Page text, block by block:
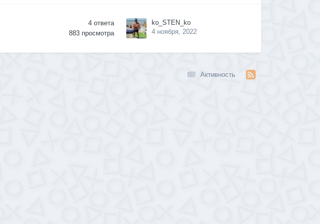
4 ответа
883 просмотра
ko_STEN_ko
4 ноября, 2022
Активность